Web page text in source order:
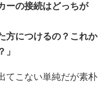
ーの接続はどっちが
方につけるの？これか
てこない単純だが素朴